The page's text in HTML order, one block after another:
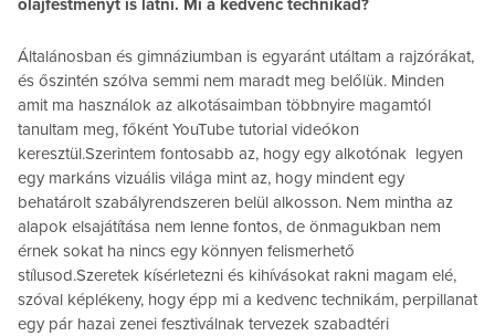
olajfestményt is látni. Mi a kedvenc technikád?
Általánosban és gimnáziumban is egyaránt utáltam a rajzórákat,
és őszintén szólva semmi nem maradt meg belőlük. Minden
amit ma használok az alkotásaimban többnyire magamtól
tanultam meg, főként YouTube tutorial videókon
keresztül.Szerintem fontosabb az, hogy egy alkotónak legyen
egy markáns vizuális világa mint az, hogy mindent egy
behatárolt szabályrendszeren belül alkosson. Nem mintha az
alapok elsajátítása nem lenne fontos, de önmagukban nem
érnek sokat ha nincs egy könnyen felismerhető
stílusod.Szeretek kísérletezni és kihívásokat rakni magam elé,
szóval képlékeny, hogy épp mi a kedvenc technikám, perpillanat
egy pár hazai zenei fesztiválnak tervezek szabadtéri